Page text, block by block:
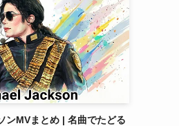
ンMVまとめ | 名曲でたどる